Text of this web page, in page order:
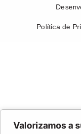
Valorizamos a
Política de